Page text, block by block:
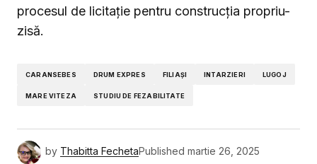
procesul de licitație pentru construcția propriu-
zisă.
CARANSEBES DRUM EXPRES FILIAȘI INTARZIERI LUGOJ
MARE VITEZA STUDIU DE FEZABILITATE
by Thabitta FechetaPublished martie 26, 2025